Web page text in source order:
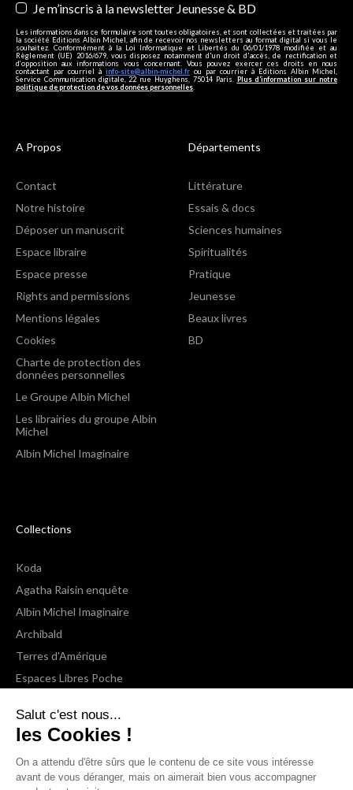
Salut c'est nous...
les Cookies !
On a attendu d'être sûrs que le contenu de ce site vous intéresse
avant de vous déranger, mais on aimerait bien vous accompagner
Je m’inscris à la newsletter Jeunesse & BD
Les informations dans ce formulaire sont toutes obligatoires, et sont collectées et traitées par
la société Editions Albin Michel, afin de recevoir nos newsletters au format digital si vous le
souhaitez. Conformément à la Loi Informatique et Libertés du 06/01/1978 modifiée et au
Règlement (UE) 2016/679, vous disposez notamment d'un droit d'accès, de rectification et
d’opposition aux informations vous concernant. Vous pouvez exercer ces droits en nous
contactant par courriel à info-site@albin-michel.fr ou par courrier à Editions Albin Michel,
Service Communication digitale, 22 rue Huyghens, 75014 Paris. Plus d’information sur notre
politique de protection de vos données personnelles
A Propos
Contact
Notre histoire
Déposer un manuscrit
Espace libraire
Espace presse
Rights and permissions
Mentions légales
Cookies
Charte de protection des
données personnelles
Le Groupe Albin Michel
Les librairies du groupe Albin
Michel
Albin Michel Imaginaire
Départements
Littérature
Essais & docs
Sciences humaines
Spiritualités
Pratique
Jeunesse
Beaux livres
BD
Collections
Koda
Agatha Raisin enquête
Albin Michel Imaginaire
Archibald
Terres d'Amérique
Espaces Libres Poche
Wiz
Voir toutes les collections
Nous suivre